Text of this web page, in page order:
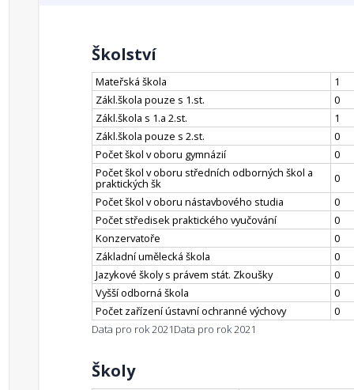
Školství
Mateřská škola
1
Zákl.škola pouze s 1.st.
0
Zákl.škola s 1.a 2.st.
1
Zákl.škola pouze s 2.st.
0
Počet škol v oboru gymnázií
0
Počet škol v oboru středních odborných škol a
praktických šk
0
Počet škol v oboru nástavbového studia
0
Počet středisek praktického vyučování
0
Konzervatoře
0
Základní umělecká škola
0
Jazykové školy s právem stát. Zkoušky
0
Vyšší odborná škola
0
Počet zařízení ústavní ochranné výchovy
0
Data pro rok 2021Data pro rok 2021
Školy